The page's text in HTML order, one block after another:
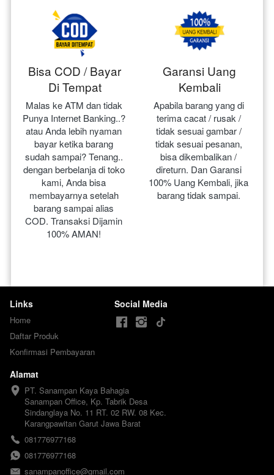
Bisa COD / Bayar
Di Tempat
Malas ke ATM dan tidak
Punya Internet Banking..?
atau Anda lebih nyaman
bayar ketika barang
sudah sampai? Tenang..
dengan berbelanja di toko
kami, Anda bisa
membayarnya setelah
barang sampai alias
COD. Transaksi Dijamin
100% AMAN!
Garansi Uang
Kembali
Apabila barang yang di
terima cacat / rusak /
tidak sesuai gambar /
tidak sesuai pesanan,
bisa dikembalikan /
direturn. Dan Garansi
100% Uang Kembali, jika
barang tidak sampai.
Links
Home
Daftar Produk
Konfirmasi Pembayaran
Social Media
Alamat
PT. Sanampan Kaya Bahagia
Sanampan Office, Kp. Tabrik Desa
Sindanglaya No. 11 RT. 02 RW. 08 Kec.
Karangpawitan Garut Jawa Barat
081776977168
081776977168
sanampanoffice@gmail.com